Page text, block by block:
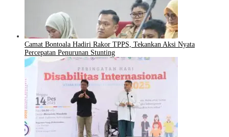
Camat Bontoala Hadiri Rakor TPPS, Tekankan Aksi Nyata
Percepatan Penurunan Stunting